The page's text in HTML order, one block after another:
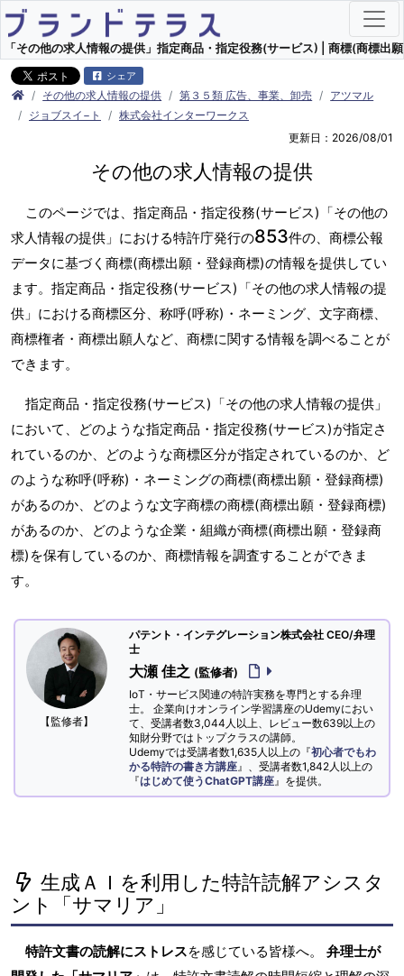
「その他の求人情報の提供」指定商品・指定役務(サービス) | 商標(商標出
シェア
その他の求人情報の提供 第３５類 広告、事業、卸売
アツマル
ジョブスイ−ト
株式会社インターワークス
更新日：2026/08/01
その他の求人情報の提供
このページでは、指定商品・指定役務(サービス)「その他の
求人情報の提供」における特許庁発行の853件の、商標公報
データに基づく商標(商標出願・登録商標)の情報を提供してい
ます。指定商品・指定役務(サービス)「その他の求人情報の提
供」における商標区分、称呼(呼称)・ネーミング、文字商標、
商標権者・商標出願人など、商標に関する情報を調べることが
できます。
指定商品・指定役務(サービス)「その他の求人情報の提供」
において、どのような指定商品・指定役務(サービス)が指定さ
れているのか、どのような商標区分が指定されているのか、ど
のような称呼(呼称)・ネーミングの商標(商標出願・登録商標)
があるのか、どのような文字商標の商標(商標出願・登録商標)
があるのか、どのような企業・組織が商標(商標出願・登録商
標)を保有しているのか、商標情報を調査することができま
す。
【監修者】
パテント・インテグレーション株式会社 CEO/弁理
士
大瀬 佳之 (監修者)
IoT・サービス関連の特許実務を専門とする弁理
士。 企業向けオンライン学習講座のUdemyにおい
て、受講者数3,044人以上、レビュー数639以上の
知財分野ではトップクラスの講師。
Udemyでは受講者数1,635人以上の『初心者でもわ
かる特許の書き方講座 』、受講者数1,842人以上の
『はじめて使うChatGPT講座 』を提供。
生成ＡＩを利用した特許読解アシスタ
ント「サマリア」
特許文書の読解にストレスを感じている皆様へ。 弁理士が